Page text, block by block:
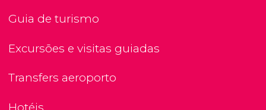
Guia de turismo
Excursões e visitas guiadas
Transfers aeroporto